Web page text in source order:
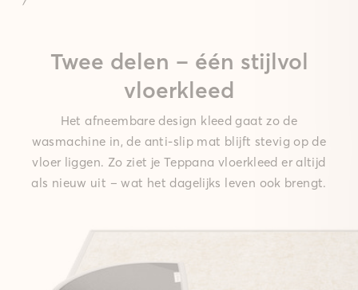
Twee delen – één stijlvol
vloerkleed
Het afneembare design kleed gaat zo de
wasmachine in, de anti-slip mat blijft stevig op de
vloer liggen. Zo ziet je Teppana vloerkleed er altijd
als nieuw uit – wat het dagelijks leven ook brengt.